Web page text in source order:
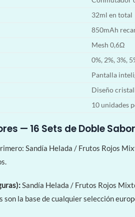
32ml en total
850mAh
Mesh 0,6Ω
0%, 2%, 3%,
Pantalla
Diseño
10 unidades
— 16 Sets de Doble Sabor
Sandía Helada / Frutos Rojos
Sandía Helada / Frutos Rojos
la base de cualquier selección